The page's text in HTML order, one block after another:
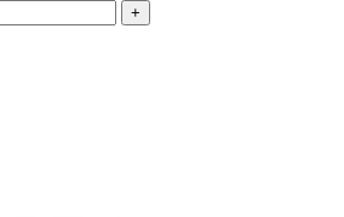
+